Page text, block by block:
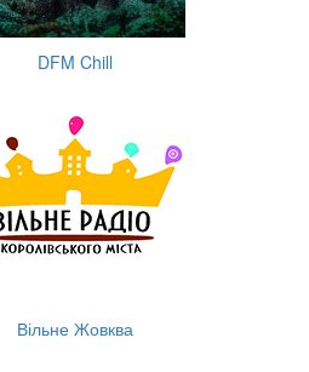
DFM Chill
Вільне Жовква